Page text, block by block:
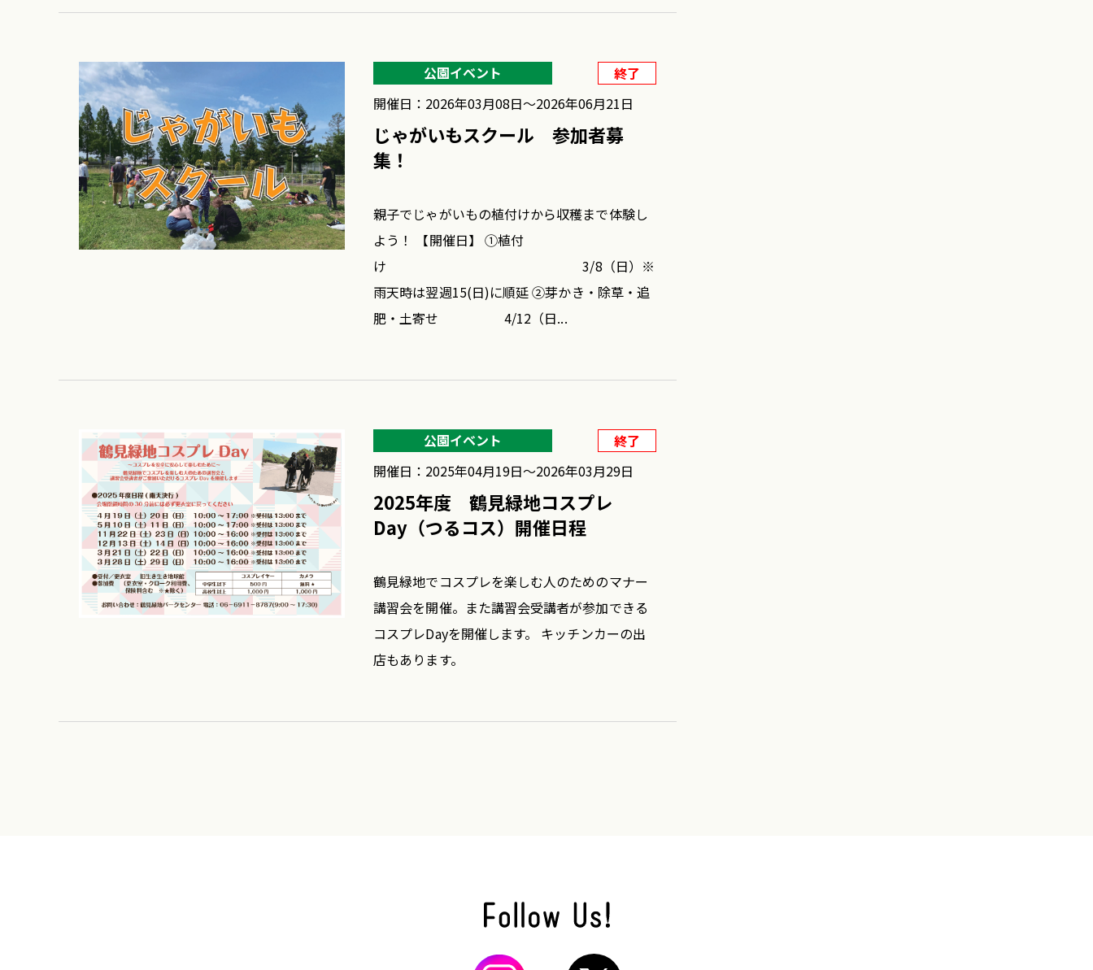
公園イベント
終了
開催日：2026年03月08日〜2026年06月21日
じゃがいもスクール 参加者募
集！
親子でじゃがいもの植付けから収穫まで体験し
よう！ 【開催日】 ①植付
け 3/8（日）※
雨天時は翌週15(日)に順延 ②芽かき・除草・追
肥・土寄せ 4/12（日...
公園イベント
終了
開催日：2025年04月19日〜2026年03月29日
2025年度 鶴見緑地コスプレ
Day（つるコス）開催日程
鶴見緑地でコスプレを楽しむ人のためのマナー
講習会を開催。また講習会受講者が参加できる
コスプレDayを開催します。 キッチンカーの出
店もあります。